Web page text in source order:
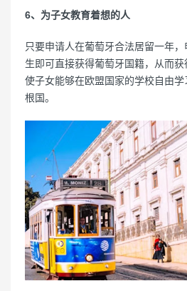
6、为子女教育着想的人
只要申请人在葡萄牙合法居留一年
生即可直接获得葡萄牙国籍，从而
使子女能够在欧盟国家的学校自由
根国。